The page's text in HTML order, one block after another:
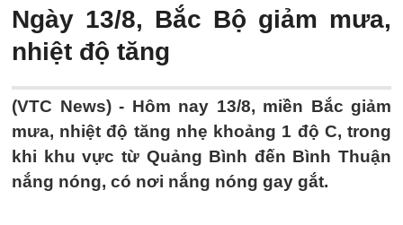
Ngày 13/8, Bắc Bộ giảm mưa,
nhiệt độ tăng
(VTC News) - Hôm nay 13/8, miền Bắc giảm
mưa, nhiệt độ tăng nhẹ khoảng 1 độ C, trong
khi khu vực từ Quảng Bình đến Bình Thuận
nắng nóng, có nơi nắng nóng gay gắt.